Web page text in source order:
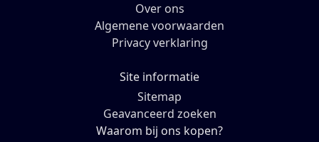
Over ons
Algemene voorwaarden
Privacy verklaring
Site informatie
Sitemap
Geavanceerd zoeken
Waarom bij ons kopen?